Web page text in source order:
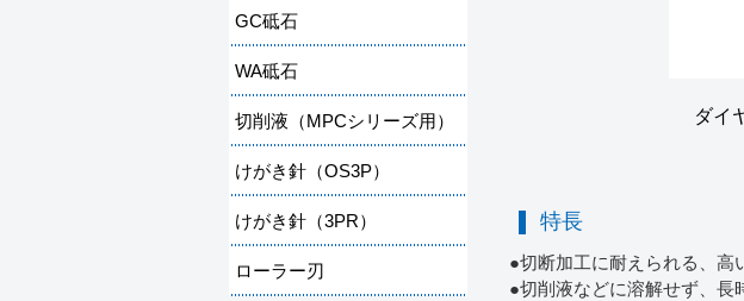
ダイ
特長
●切断加工に耐えられる、高
●切削液などに溶解せず、長
GC砥石
WA砥石
切削液（MPCシリーズ用）
けがき針（OS3P）
けがき針（3PR）
ローラー刃